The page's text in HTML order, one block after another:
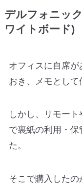
デルフォニッ
ワイトボード)
オフィスに自席
おき、メモとして
しかし、リモー
で裏紙の利用・
た。
そこで購入したの